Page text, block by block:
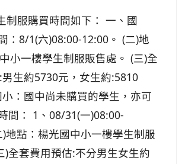
制服購買時間如下： 一、國
：8/1(六)08:00-12:00。 (二)地
小一樓學生制服販售處。 (三)全
生約5730元，女生約:5810
：國中尚未購買的學生，亦可
間： 1、08/31(一)08:00-
地點：楊光國中小一樓學生制服
)全套費用預估:不分男生女生約